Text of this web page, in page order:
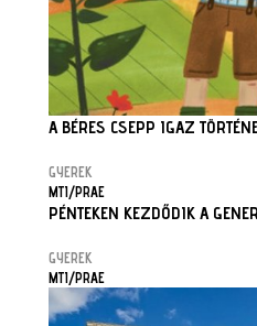
A BÉRES CSEPP IGAZ
GYEREK
MTI/PRAE
PÉNTEKEN KEZDŐDIK A
GYEREK
MTI/PRAE